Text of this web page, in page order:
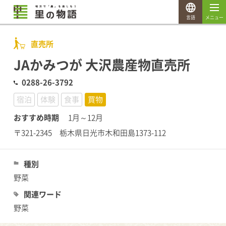
直売所
JAかみつが 大沢農産物直売所
0288-26-3792
宿泊
体験 食事
買物
おすすめ時期
1月～12月
〒321-2345 栃木県日光市木和田島1373-112
種別
野菜
関連ワード
野菜
メニュー
言語